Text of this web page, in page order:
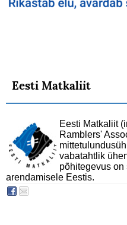
Eesti Matkaliit
Eesti Matkaliit
Ramblers'
vabatahtlik
põhitegevus on
arendamisele Eestis.